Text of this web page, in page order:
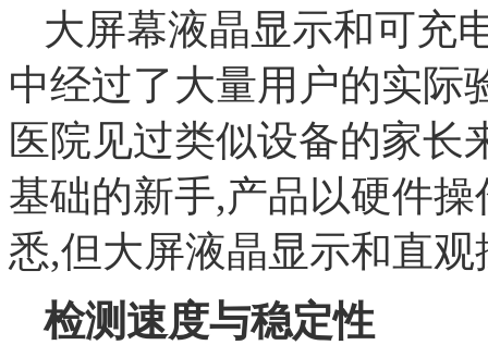
大屏幕液晶显示和可充
中经过了大量用户的实际
医院见过类似设备的家长
基础的新手,产品以硬件
悉,但大屏液晶显示和直
检测速度与稳定性